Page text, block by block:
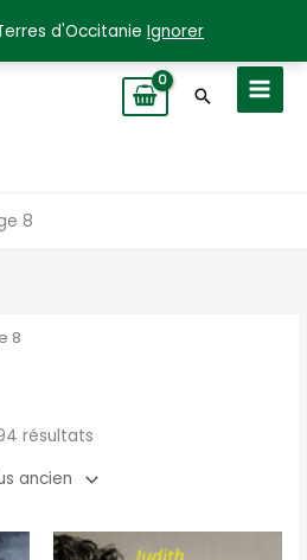
d'Occitanie Ignorer
8
8
résultats
récent
ancien